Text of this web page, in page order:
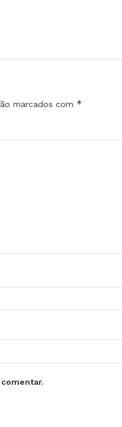
marcados com *